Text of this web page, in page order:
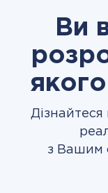
Ви
з Вашим